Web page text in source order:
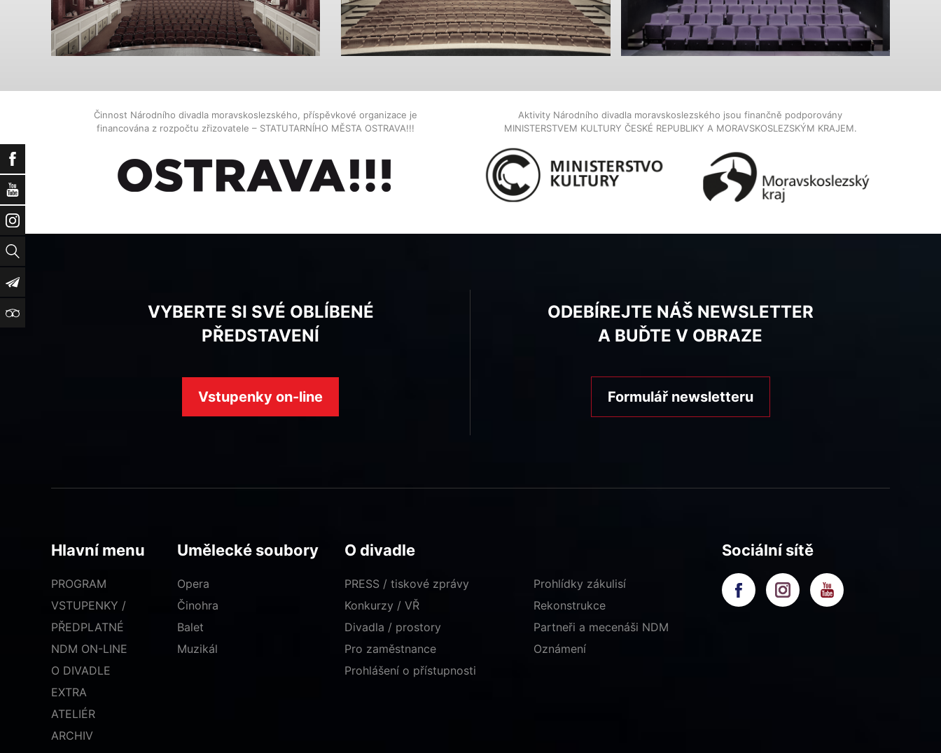
Facebook
YouTube
Instagram
Vyhledat
Newsletter
TripAdvisor
Činnost Národního divadla moravskoslezského, příspěvkové organizace je
financována z rozpočtu zřizovatele – STATUTARNÍHO MĚSTA OSTRAVA!!!
Aktivity Národního divadla moravskoslezského jsou finančně podporovány
MINISTERSTVEM KULTURY ČESKÉ REPUBLIKY A MORAVSKOSLEZSKÝM KRAJEM.
VYBERTE SI SVÉ OBLÍBENÉ
PŘEDSTAVENÍ
Vstupenky on-line
ODEBÍREJTE NÁŠ NEWSLETTER
A BUĎTE V OBRAZE
Formulář newsletteru
Hlavní menu
PROGRAM
VSTUPENKY /
PŘEDPLATNÉ
NDM ON-LINE
O DIVADLE
EXTRA
ATELIÉR
ARCHIV
Umělecké soubory
Opera
Činohra
Balet
Muzikál
O divadle
PRESS / tiskové zprávy
Konkurzy / VŘ
Divadla / prostory
Prohlídky zákulisí
Rekonstrukce
Partneři a mecenáši NDM
Pro zaměstnance
Oznámení
Prohlášení o přístupnosti
Sociální sítě